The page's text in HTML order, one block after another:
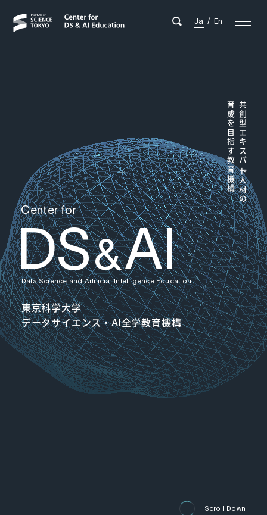
Ja / En
Center for
DS&AI
Data Science and Artificial Intelligence Education
東京科学大学
データサイエンス・AI全学教育機構
共創型エキスパ
ト人材の
育成を目指す教育機構
Scroll Down